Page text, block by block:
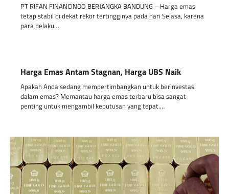
PT RIFAN FINANCINDO BERJANGKA BANDUNG – Harga emas
tetap stabil di dekat rekor tertingginya pada hari Selasa, karena
para pelaku…
Harga Emas Antam Stagnan, Harga UBS Naik
Apakah Anda sedang mempertimbangkan untuk berinvestasi
dalam emas? Memantau harga emas terbaru bisa sangat
penting untuk mengambil keputusan yang tepat.…